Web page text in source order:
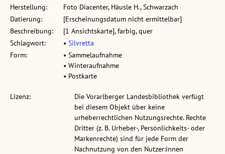
Herstellung:
Foto Diacenter, Häusle H., Schwarzach
Datierung:
[Erscheinungsdatum nicht ermittelbar]
Beschreibung:
[1 Ansichtskarte], farbig, quer
Schlagwort:
• Silvretta
Form:
• Sammelaufnahme
• Winteraufnahme
• Postkarte
Lizenz:
Die Vorarlberger Landesbibliothek verfügt
bei diesem Objekt über keine
urheberrechtlichen Nutzungsrechte. Rechte
Dritter (z. B. Urheber-, Persönlichkeits- oder
Markenrechte) sind für jede Form der
Nachnutzung von den Nutzer:innen